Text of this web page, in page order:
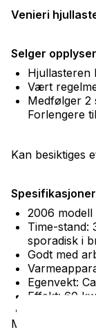
Venieri
Selger
Hjullasteren
Vært
Medfølger 2
Forlengere
Kan besiktiges
2006 modell
Time-stand:
sporadisk i
Godt med
Egenvekt:
Effekt: 60 kw
Mål og vekt